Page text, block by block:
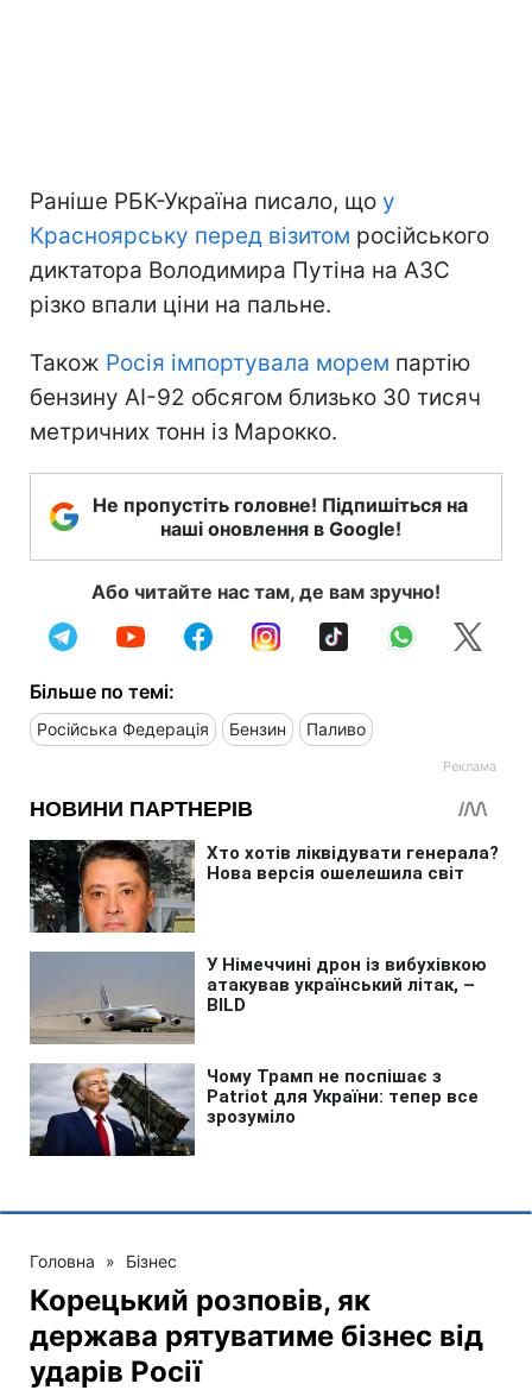
Раніше РБК-Україна писало, що у
Красноярську перед візитом російського
диктатора Володимира Путіна на АЗС
різко впали ціни на пальне.
Також Росія імпортувала морем партію
бензину АІ-92 обсягом близько 30 тисяч
метричних тонн із Марокко.
Не пропустіть головне! Підпишіться на
наші оновлення в Google!
Або читайте нас там, де вам зручно!
Більше по темі:
Російська Федерація Бензин Паливо
Головна » Бізнес
Корецький розповів, як
держава рятуватиме бізнес від
ударів Росії